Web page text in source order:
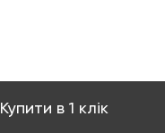
Купити в 1 клік